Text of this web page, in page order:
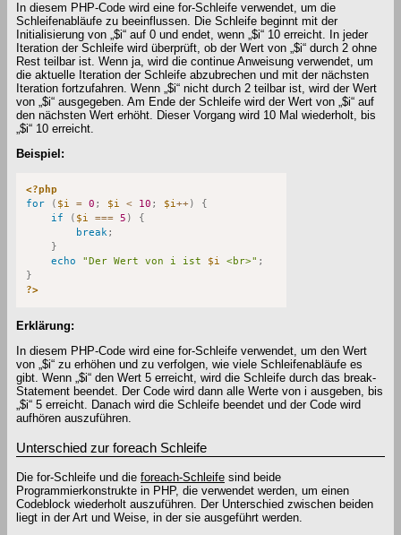
In diesem PHP-Code wird eine for-Schleife verwendet, um die
Schleifenabläufe zu beeinflussen. Die Schleife beginnt mit der
Initialisierung von „$i“ auf 0 und endet, wenn „$i“ 10 erreicht. In jeder
Iteration der Schleife wird überprüft, ob der Wert von „$i“ durch 2 ohne
Rest teilbar ist. Wenn ja, wird die continue Anweisung verwendet, um
die aktuelle Iteration der Schleife abzubrechen und mit der nächsten
Iteration fortzufahren. Wenn „$i“ nicht durch 2 teilbar ist, wird der Wert
von „$i“ ausgegeben. Am Ende der Schleife wird der Wert von „$i“ auf
den nächsten Wert erhöht. Dieser Vorgang wird 10 Mal wiederholt, bis
„$i“ 10 erreicht.
Beispiel:
<?php
for
( $i = 0 ; $i < 10 ; $i++)
{
if
( $i === 5 )
{
break;
}
echo
"Der Wert von i ist $i <br>" ;
}
?>
Erklärung:
In diesem PHP-Code wird eine for-Schleife verwendet, um den Wert
von „$i“ zu erhöhen und zu verfolgen, wie viele Schleifenabläufe es
gibt. Wenn „$i“ den Wert 5 erreicht, wird die Schleife durch das break-
Statement beendet. Der Code wird dann alle Werte von i ausgeben, bis
„$i“ 5 erreicht. Danach wird die Schleife beendet und der Code wird
aufhören auszuführen.
Unterschied zur foreach Schleife
Die for-Schleife und die foreach-Schleife sind beide
Programmierkonstrukte in PHP, die verwendet werden, um einen
Codeblock wiederholt auszuführen. Der Unterschied zwischen beiden
liegt in der Art und Weise, in der sie ausgeführt werden.